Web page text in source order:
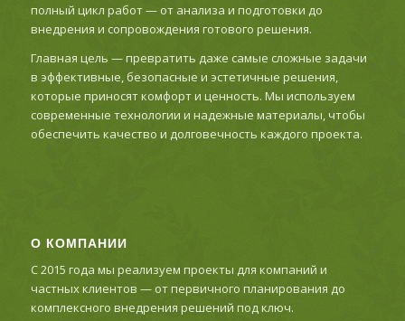
полный цикл работ — от анализа и подготовки до
внедрения и сопровождения готового решения.
Главная цель — превратить даже самые сложные задачи
в эффективные, безопасные и эстетичные решения,
которые приносят комфорт и ценность. Мы используем
современные технологии и надежные материалы, чтобы
обеспечить качество и долговечность каждого проекта.
О КОМПАНИИ
С 2015 года мы реализуем проекты для компаний и
частных клиентов — от первичного планирования до
комплексного внедрения решений под ключ.